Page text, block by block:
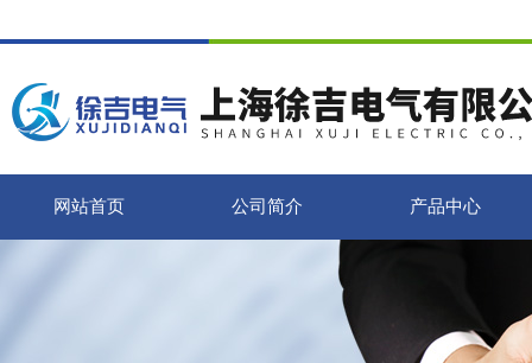
网站首页 公司简介 产品中心